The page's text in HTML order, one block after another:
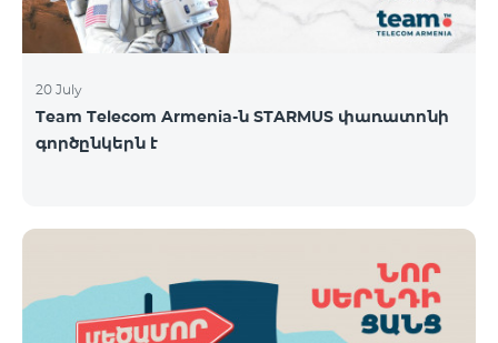
20 July
Team Telecom Armenia-ն STARMUS փառատոնի
գործընկերն է